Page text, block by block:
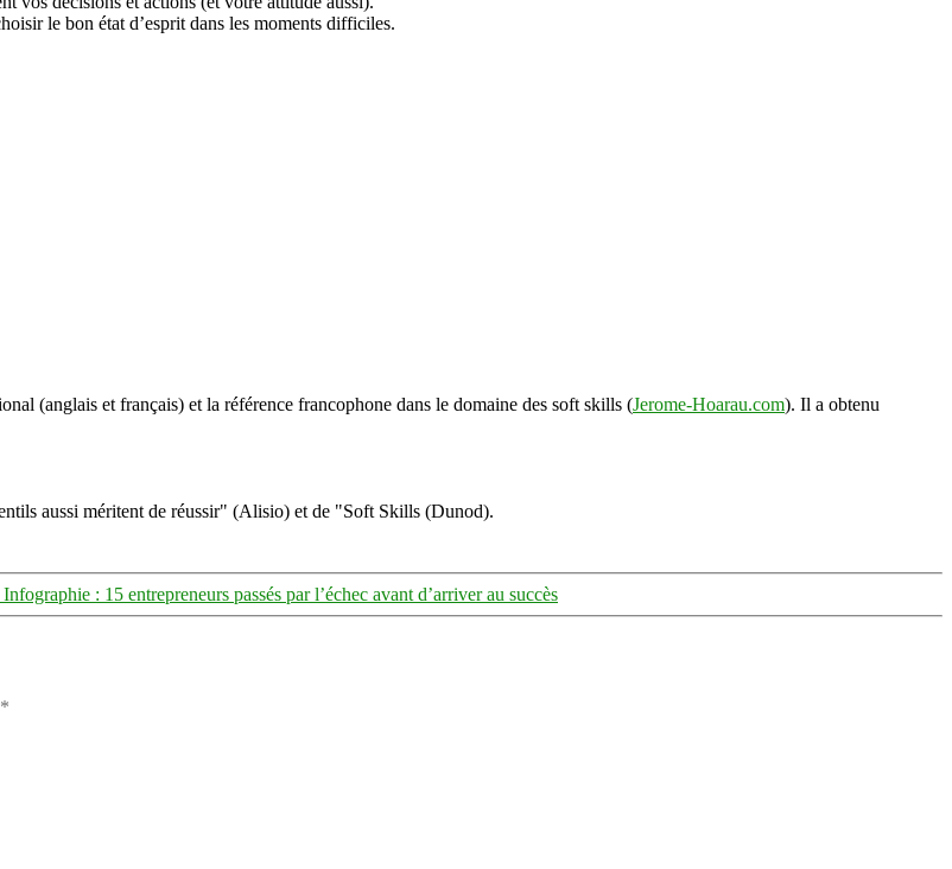
le bon état d’esprit dans les moments difficiles.
(anglais et français) et la référence francophone dans le domaine des soft skills (Jerome-Hoarau.com). Il a obtenu
aussi méritent de réussir" (Alisio) et de "Soft Skills (Dunod).
Infographie : 15 entrepreneurs passés par l’échec avant d’arriver au succès
*